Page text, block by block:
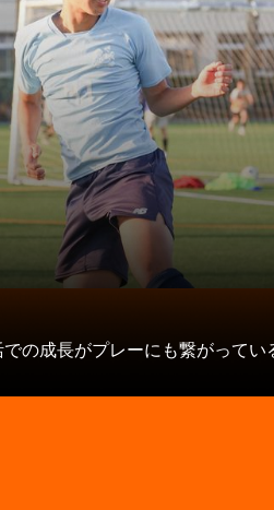
での成長がプレーにも繋がって